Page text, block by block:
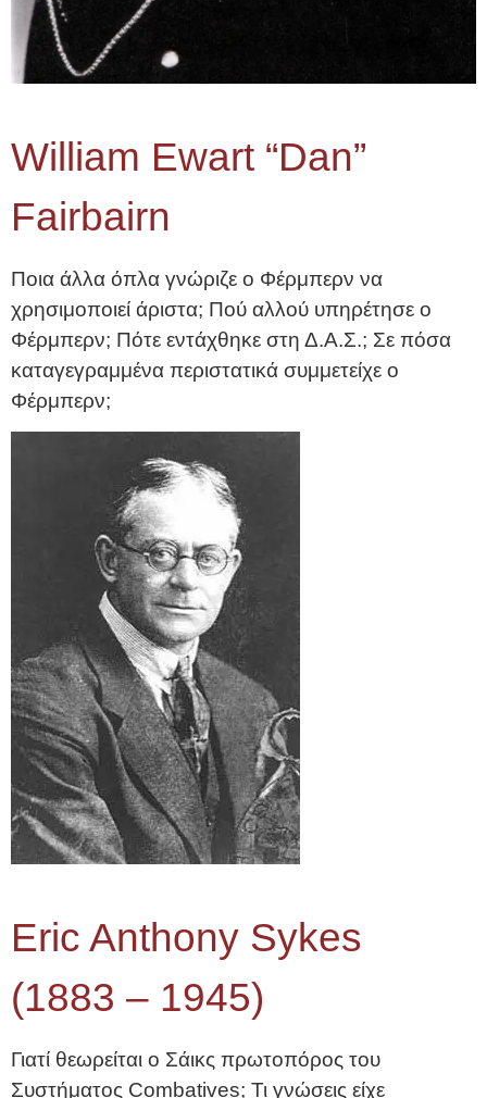
William Ewart “Dan”
Fairbairn
Ποια άλλα όπλα γνώριζε ο Φέρμπερν να
χρησιμοποιεί άριστα; Πού αλλού υπηρέτησε ο
Φέρμπερν; Πότε εντάχθηκε στη Δ.Α.Σ.; Σε πόσα
καταγεγραμμένα περιστατικά συμμετείχε ο
Φέρμπερν;
Eric Anthony Sykes
(1883 – 1945)
Γιατί θεωρείται ο Σάικς πρωτοπόρος του
Συστήματος Combatives; Τι γνώσεις είχε